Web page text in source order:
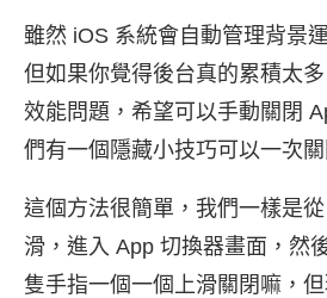
雖然 iOS 系統會自動管理背景
但如果你覺得後台真的累積太
效能問題，希望可以手動關閉
們有一個隱藏小技巧可以一次關
這個方法很簡單，我們一樣是
滑，進入 App 切換器畫面，然
隻手指一個一個上滑關閉嘛，